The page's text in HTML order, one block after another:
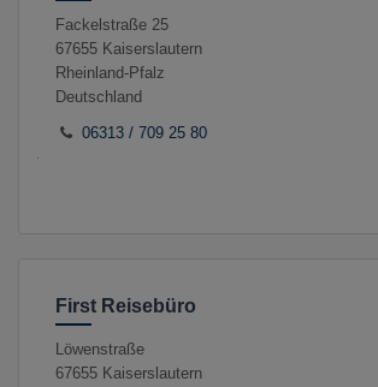
Fackelstraße 25
67655 Kaiserslautern
Rheinland-Pfalz
Deutschland
06313 / 709 25 80
First Reisebüro
Löwenstraße
67655 Kaiserslautern